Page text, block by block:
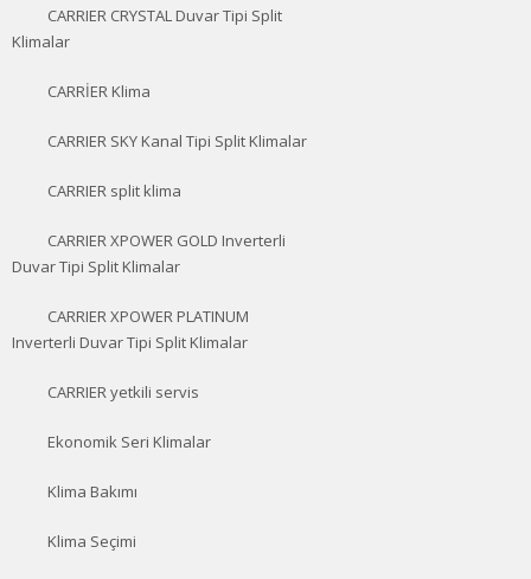
CARRIER CRYSTAL Duvar Tipi Split
Klimalar
CARRİER Klima
CARRIER SKY Kanal Tipi Split Klimalar
CARRIER split klima
CARRIER XPOWER GOLD Inverterli
Duvar Tipi Split Klimalar
CARRIER XPOWER PLATINUM
Inverterli Duvar Tipi Split Klimalar
CARRIER yetkili servis
Ekonomik Seri Klimalar
Klima Bakımı
Klima Seçimi